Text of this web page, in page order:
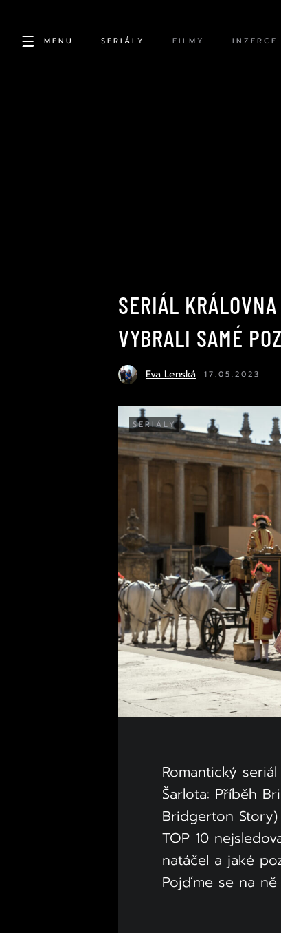
MENU SERIÁLY FILMY INZERCE
SERIÁL
VYBRALI SAMÉ
Eva Lenská 17.05.2023
SERIÁLY
Romantický
Šarlota: Příběh
Bridgerton
TOP 10
natáčel a jaké
Pojďme se na